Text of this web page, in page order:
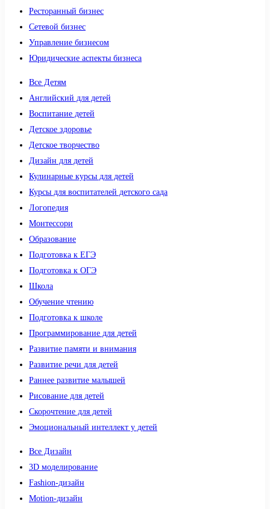
Ресторанный бизнес
Сетевой бизнес
Управление бизнесом
Юридические аспекты бизнеса
Все Детям
Английский для детей
Воспитание детей
Детское здоровье
Детское творчество
Дизайн для детей
Кулинарные курсы для детей
Курсы для воспитателей детского сада
Логопедия
Монтессори
Образование
Подготовка к ЕГЭ
Подготовка к ОГЭ
Школа
Обучение чтению
Подготовка к школе
Программирование для детей
Развитие памяти и внимания
Развитие речи для детей
Раннее развитие малышей
Рисование для детей
Скорочтение для детей
Эмоциональный интеллект у детей
Все Дизайн
3D моделирование
Fashion-дизайн
Motion-дизайн